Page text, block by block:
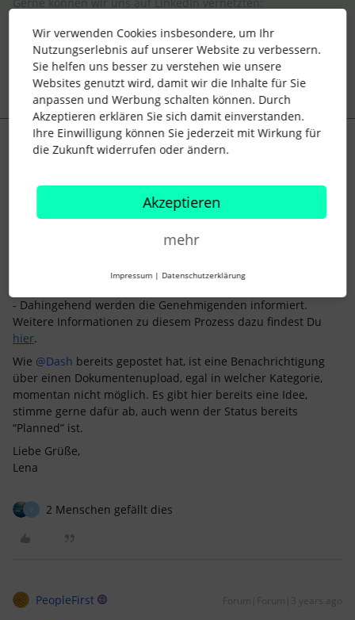
2 Menschen gefällt dies
Lena Forum|Forum|4 years ago
Es tut mir Leid, mir ist Deine Frage wohl durchgerutscht, ich
dachte sie ist schon ganz beantwortet. :)
Jein, das Attest durchläuft den selben Genehmigungsprozess
der Abwesenheitsübersicht oder über das Dashboard ToDo
- Dahingehend werden die Genehmigenden informiert.
Weitere Informationen zu diesem Prozess dazu findest Du
hier.
Wie @Dash bereits gepostet hat, ist eine Benachrichtigung
über einen Dokumentenupload, egal in welcher Kategorie,
momentan nicht möglich. Es gibt hier bereits eine Idee,
stimme gerne dafür ab, auch wenn der Status bereits
“Planned” ist.
Liebe Grüße,
Lena
2 Menschen gefällt dies
PeopleFirst Forum|Forum|3 years ago
Wir verwenden Cookies insbesondere, um Ihr
Nutzungserlebnis auf unserer Website zu verbessern.
Sie helfen uns besser zu verstehen wie unsere
Websites genutzt wird, damit wir die Inhalte für Sie
anpassen und Werbung schalten können. Durch
Akzeptieren erklären Sie sich damit einverstanden.
Ihre Einwilligung können Sie jederzeit mit Wirkung für
die Zukunft widerrufen oder ändern.
Akzeptieren
mehr
Impressum | Datenschutzerklärung